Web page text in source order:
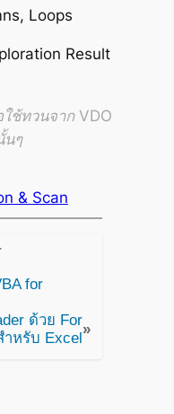
Loops
Result
ช้ทวนจาก VDO
นๆ
& Scan
for
ด้วย For
ำหรับ Excel
»